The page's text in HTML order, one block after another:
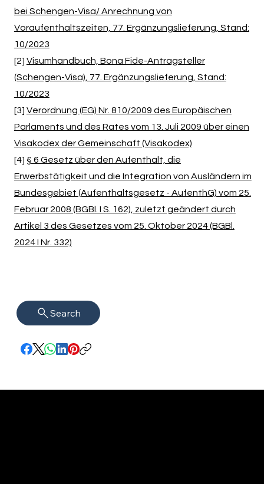
bei Schengen-Visa/ Anrechnung von
Voraufenthaltszeiten, 77. Ergänzungslieferung, Stand:
10/2023
[2] Visumhandbuch, Bona Fide-Antragsteller
(Schengen-Visa), 77. Ergänzungslieferung, Stand:
10/2023
[3] Verordnung (EG) Nr. 810/2009 des Europäischen
Parlaments und des Rates vom 13. Juli 2009 über einen
Visakodex der Gemeinschaft (Visakodex)
[4] § 6 Gesetz über den Aufenthalt, die
Erwerbstätigkeit und die Integration von Ausländern im
Bundesgebiet (Aufenthaltsgesetz - AufenthG) vom 25.
Februar 2008 (BGBl. I S. 162), zuletzt geändert durch
Artikel 3 des Gesetzes vom 25. Oktober 2024 (BGBl.
2024 I Nr. 332)
Search